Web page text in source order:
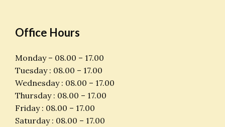
Office Hours
Monday – 08.00 – 17.00
Tuesday : 08.00 – 17.00
Wednesday : 08.00 – 17.00
Thursday : 08.00 – 17.00
Friday : 08.00 – 17.00
Saturday : 08.00 – 17.00